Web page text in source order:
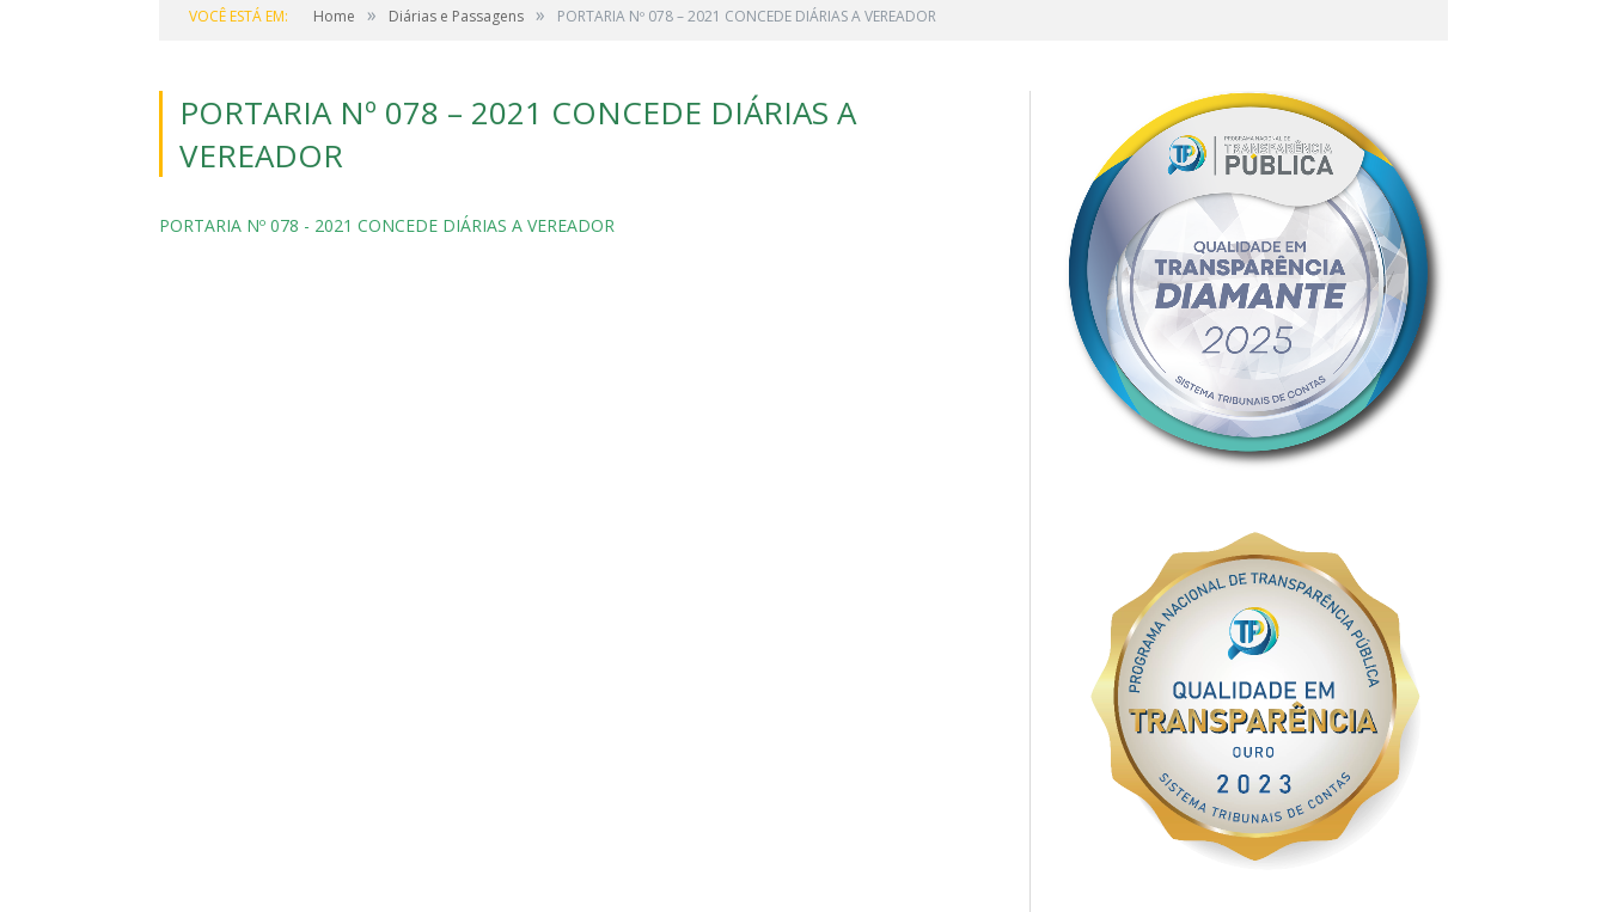
VOCÊ ESTÁ EM: Home » Diárias e Passagens » PORTARIA Nº 078 – 2021 CONCEDE DIÁRIAS A VEREADOR
PORTARIA Nº 078 – 2021 CONCEDE DIÁRIAS A
VEREADOR
PORTARIA Nº 078 - 2021 CONCEDE DIÁRIAS A VEREADOR